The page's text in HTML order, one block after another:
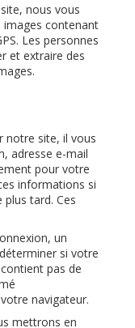
nous vous
images contenant
Les personnes
et extraire des
notre site, il vous
adresse e-mail
pour votre
informations si
tard. Ces
un
si votre
pas de
navigateur.
mettrons en